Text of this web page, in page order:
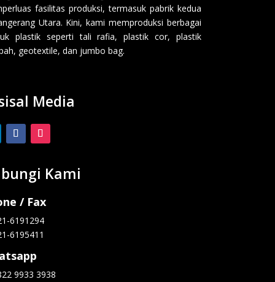
fasilitas produksi, termasuk pabrik kedua
Utara. Kini, kami memproduksi berbagai
plastik seperti tali rafia, plastik cor, plastik
geotextile, dan jumbo bag.
Media
Kami
/ Fax
6191294
6195411
9933 3938